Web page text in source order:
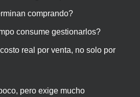
comprando?
consume gestionarlos?
real por venta, no solo por
pero exige mucho